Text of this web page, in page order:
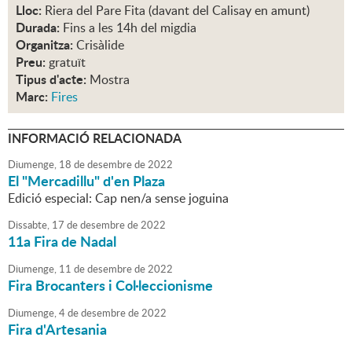
Lloc: Riera del Pare Fita (davant del Calisay en amunt)
Durada: Fins a les 14h del migdia
Organitza: Crisàlide
Preu: gratuït
Tipus d'acte: Mostra
Marc: Fires
INFORMACIÓ RELACIONADA
Diumenge, 18 dedesembrede2022
El "Mercadillu" d'en Plaza
Edició especial: Cap nen/a sense joguina
Dissabte, 17 dedesembrede2022
11a Fira de Nadal
Diumenge, 11 dedesembrede2022
Fira Brocanters i Col·leccionisme
Diumenge,4dedesembrede2022
Fira d'Artesania